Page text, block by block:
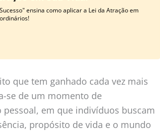
ensina como aplicar a Lei da Atração em
que tem ganhado cada vez mais
se de um momento de
em que indivíduos buscam
propósito de vida e o mundo